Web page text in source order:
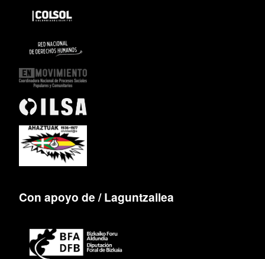
Con apoyo de / Laguntzailea